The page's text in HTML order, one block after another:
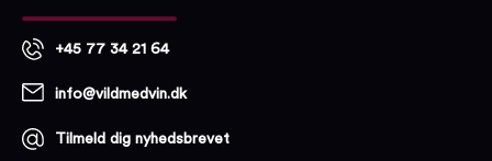
+45 77 34 21 64
info@vildmedvin.dk
Tilmeld dig nyhedsbrevet